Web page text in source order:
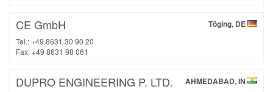
Töging, DE
CE GmbH
Tel.: +49 8631 30 90 20
Fax: +49 8631 98 061
AHMEDABAD, IN
DUPRO ENGINEERING P. LTD.